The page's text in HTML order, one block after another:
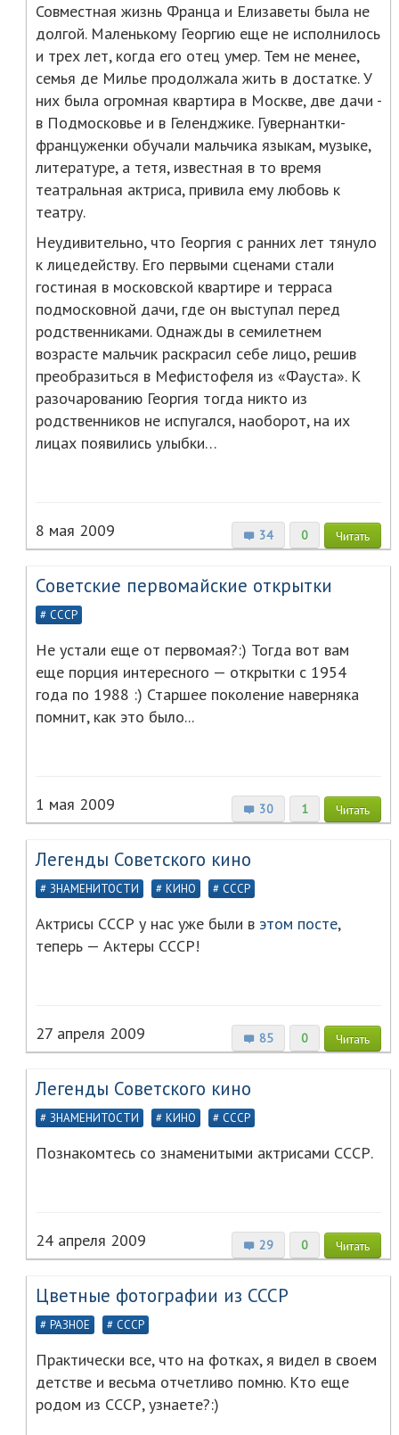
Совместная жизнь Франца и Елизаветы была не
долгой. Маленькому Георгию еще не исполнилось
и трех лет, когда его отец умер. Тем не менее,
семья де Милье продолжала жить в достатке. У
них была огромная квартира в Москве, две дачи -
в Подмосковье и в Геленджике. Гувернантки-
француженки обучали мальчика языкам, музыке,
литературе, а тетя, известная в то время
театральная актриса, привила ему любовь к
театру.
Неудивительно, что Георгия с ранних лет тянуло
к лицедейству. Его первыми сценами стали
гостиная в московской квартире и терраса
подмосковной дачи, где он выступал перед
родственниками. Однажды в семилетнем
возрасте мальчик раскрасил себе лицо, решив
преобразиться в Мефистофеля из «Фауста». К
разочарованию Георгия тогда никто из
родственников не испугался, наоборот, на их
лицах появились улыбки…
34 0 Читать
8 мая 2009
Советские первомайские открытки
СССР
Не устали еще от первомая?:) Тогда вот вам
еще порция интересного — открытки с 1954
года по 1988 :) Старшее поколение наверняка
помнит, как это было...
30 1 Читать
1 мая 2009
Легенды Советского кино
ЗНАМЕНИТОСТИ КИНО СССР
Актрисы СССР у нас уже были в этом посте,
теперь — Актеры СССР!
85 0 Читать
27 апреля 2009
Легенды Советского кино
ЗНАМЕНИТОСТИ КИНО СССР
Познакомтесь со знаменитыми актрисами СССР.
29 0 Читать
24 апреля 2009
Цветные фотографии из СССР
РАЗНОЕ СССР
Практически все, что на фотках, я видел в своем
детстве и весьма отчетливо помню. Кто еще
родом из СССР, узнаете?:)